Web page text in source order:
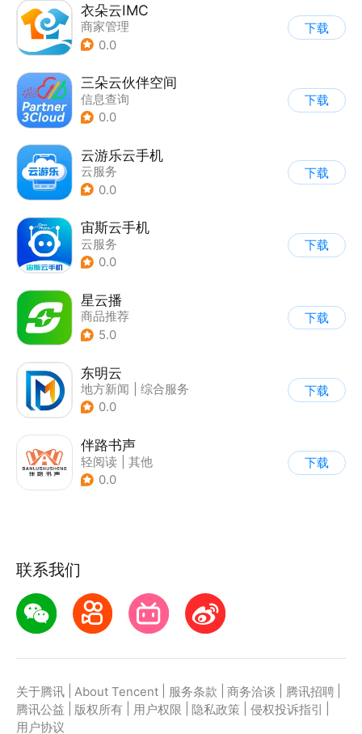
衣朵云IMC
商家管理
0.0
下载
三朵云伙伴空间
信息查询
0.0
下载
云游乐云手机
云服务
0.0
下载
宙斯云手机
云服务
0.0
下载
星云播
商品推荐
5.0
下载
东明云
地方新闻
综合服务
0.0
下载
伴路书声
轻阅读
其他
0.0
下载
联系我们
关于腾讯 About Tencent 服务条款 商务洽谈 腾讯招聘
腾讯公益
版权所有 用户权限 隐私政策 侵权投诉指引
用户协议